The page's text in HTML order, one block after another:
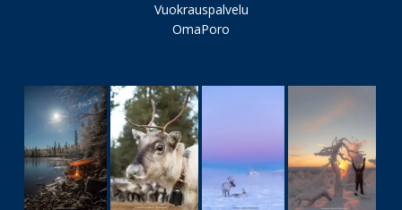
Vuokrauspalvelu
OmaPoro